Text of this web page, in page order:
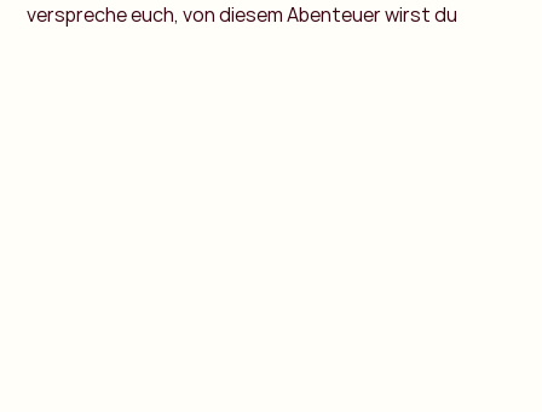
verspreche euch, von diesem Abenteuer wirst du